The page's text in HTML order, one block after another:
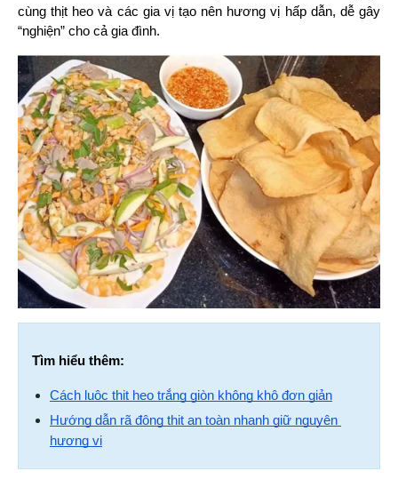
cùng thịt heo và các gia vị tạo nên hương vị hấp dẫn, dễ gây
“nghiện” cho cả gia đình.
Tìm hiểu thêm:
Cách luộc thịt heo trắng giòn không khô đơn giản
Hướng dẫn rã đông thịt an toàn nhanh giữ nguyên
hương vị